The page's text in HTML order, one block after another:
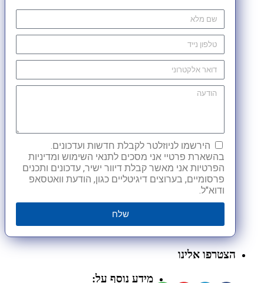
הירשמו לניוזלטר לקבלת חדשות ועדכונים.
בהשארת פרטיי אני מסכים לתנאי השימוש ומדיניות
הפרטיות אני מאשר קבלת דיוור ישיר, עדכונים ותכנים
פרסומיים, בערוצים דיגיטליים כגון, הודעת וואטסאפ
ודוא"ל.
שלח
הצטרפו אלינו
מידע נוסף על: